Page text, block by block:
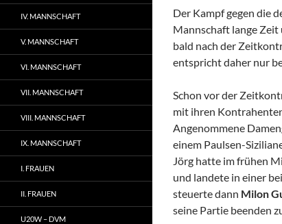
Der Kampf gegen die
Mannschaft lange
bald nach der
entspricht daher nur
Schon vor der
mit ihren
Angenommene
einem Paulsen-
Jörg hatte im frühen
und landete in einer
steuerte dann Milon
seine Partie beenden
IV. MANNSCHAFT
V. MANNSCHAFT
VI. MANNSCHAFT
VII. MANNSCHAFT
VIII. MANNSCHAFT
IX. MANNSCHAFT
I. FRAUEN
II. FRAUEN
U20W – DVM